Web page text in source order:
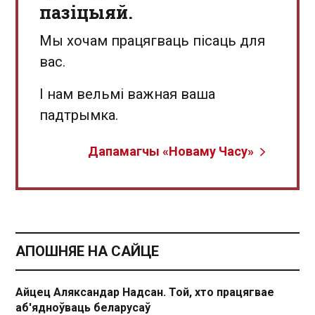
пазіцыяй.
Мы хочам працягваць пісаць для
вас.
І нам вельмі важная ваша
падтрымка.
Дапамагчы «Новаму Часу»
АПОШНЯЕ НА САЙЦЕ
Айцец Аляксандар Надсан. Той, хто працягвае
аб'ядноўваць беларусаў